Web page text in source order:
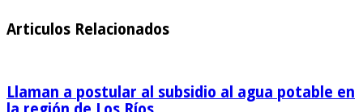
Articulos Relacionados
Llaman a postular al subsidio al agua potable en